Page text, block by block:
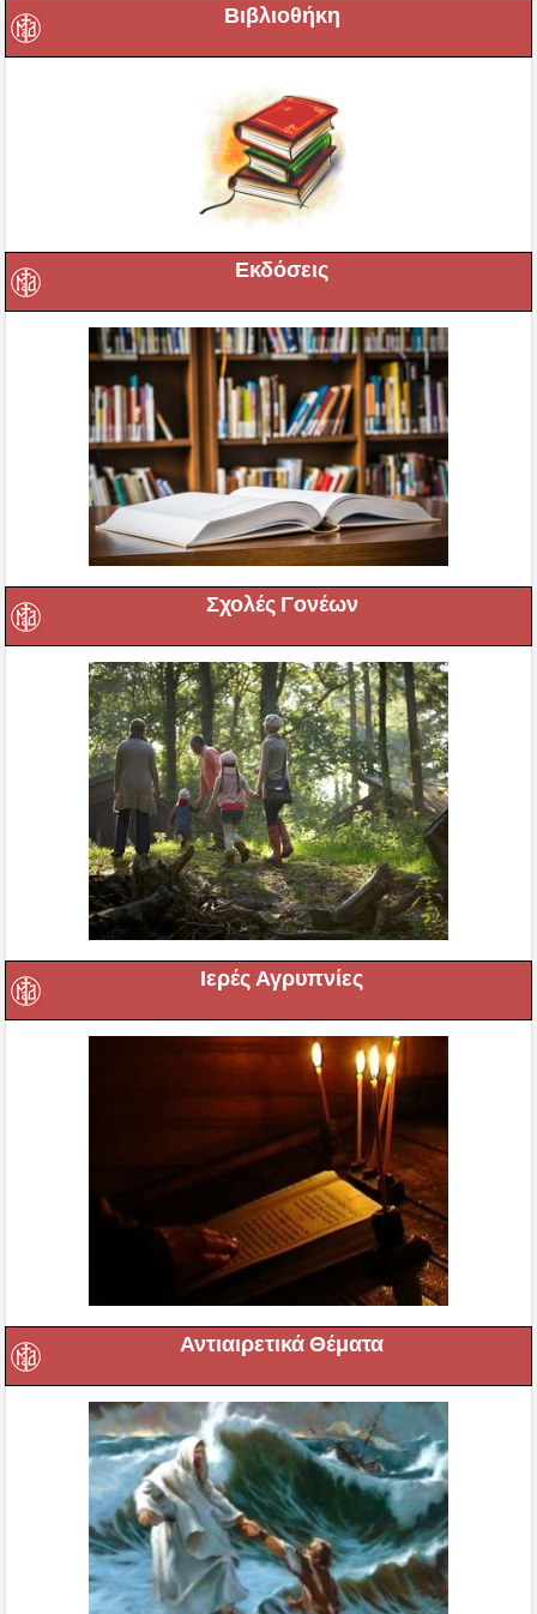
Βιβλιοθήκη
Εκδόσεις
Σχολές Γονέων
Ιερές Αγρυπνίες
Αντιαιρετικά Θέματα